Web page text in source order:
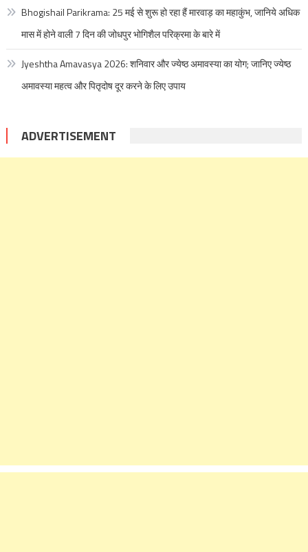
Bhogishail Parikrama: 25 मई से शुरू हो रहा हैं मारवाड़ का महाकुंभ, जानिये अधिक
मास में होने वाली 7 दिन की जोधपुर भोगिशैल परिक्रमा के बारे में
Jyeshtha Amavasya 2026: शनिवार और ज्येष्ठ अमावस्या का योग; जानिए ज्येष्ठ
अमावस्या महत्व और पितृदोष दूर करने के लिए उपाय
ADVERTISEMENT